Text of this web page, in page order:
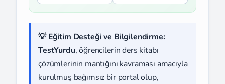
💡 Eğitim Desteği ve Bilgilendirme:
TestYurdu, öğrencilerin ders kitabı
çözümlerinin mantığını kavraması amacıyla
kurulmuş bağımsız bir portal olup,